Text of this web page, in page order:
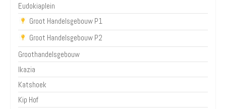
Eudokiaplein
Groot Handelsgebouw P1
Groot Handelsgebouw P2
Groothandelsgebouw
Ikazia
Katshoek
Kip Hof